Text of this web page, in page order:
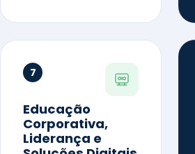
7
Educação
Corporativa,
Liderança e